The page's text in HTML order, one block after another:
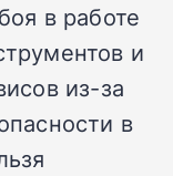
в работе
и
из-за
в